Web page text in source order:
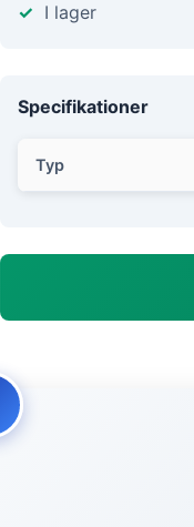
I lager
Specifikationer
Typ